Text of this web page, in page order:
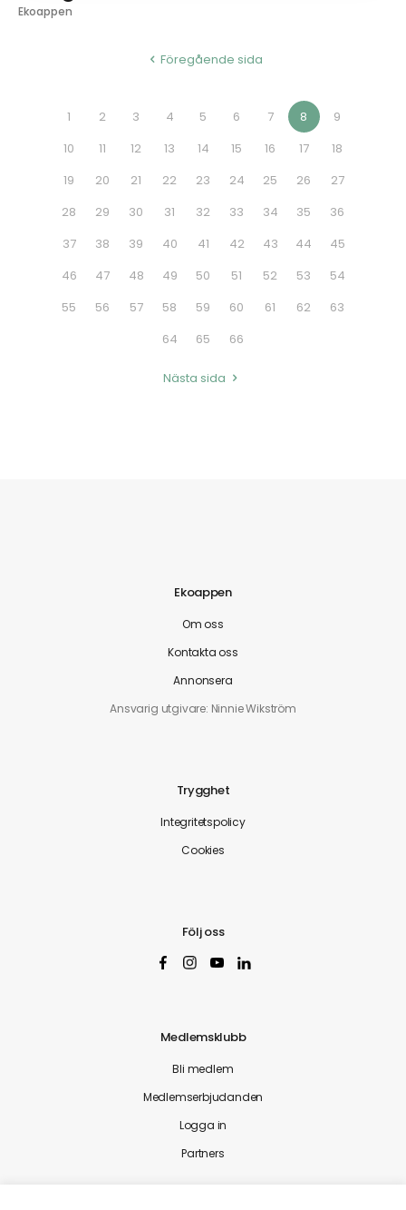
Ekoappen
Föregående sida
1 2 3 4 5 6 7 8
9
10
11 12 13 14 15 16 17
18
19
20 21 22 23 24 25 26
27
28
29 30 31 32 33 34 35
36
37
38 39 40 41 42 43 44
45
46
47 48 49 50 51 52 53
54
55
56 57 58 59 60 61 62
63
64
65 66
Nästa sida
Ekoappen
Om oss
Kontakta oss
Annonsera
Ansvarig utgivare: Ninnie Wikström
Trygghet
Integritetspolicy
Cookies
Följ oss
Medlemsklubb
Bli medlem
Medlemserbjudanden
Logga in
Partners